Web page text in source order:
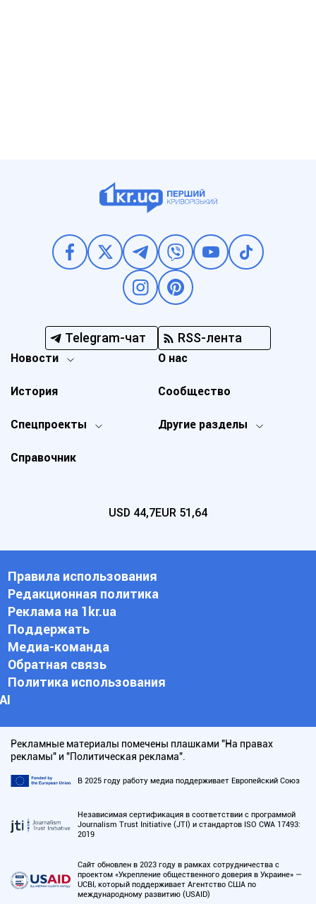
Telegram-чат RSS-лента
Новости
Спецпроекты Другие разделы
История
О нас
Справочник
Сообщество
USD 44,7EUR 51,64
Правила использования
Редакционная политика
Реклама на 1kr.ua
Поддержать
Медиа-команда
Обратная связь
Политика использования
АI
Рекламные материалы помечены плашками "На правах
рекламы" и "Политическая реклама".
В 2025 году работу медиа поддерживает Европейский Союз
Независимая сертификация в соответствии с программой
Journalism Trust Initiative (JTI) и стандартов ISO CWA 17493:
2019
Сайт обновлен в 2023 году в рамках сотрудничества с
проектом «Укрепление общественного доверия в Украине» —
UCBI, который поддерживает Агентство США по
международному развитию (USAID)